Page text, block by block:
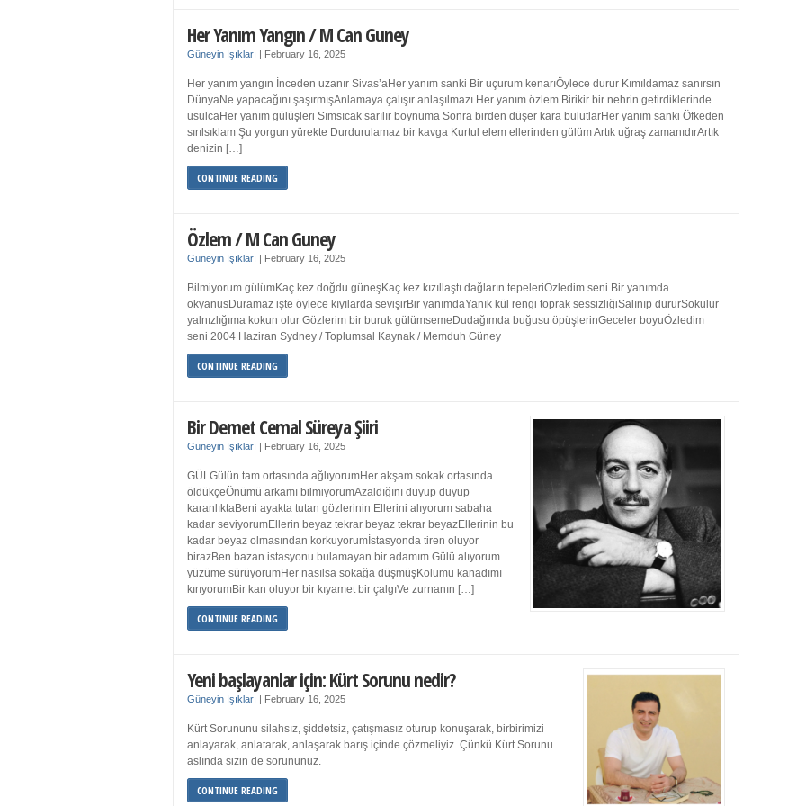
Her Yanım Yangın / M Can Guney
Güneyin Işıkları February 16, 2025
Her yanım yangın İnceden uzanır Sivas’aHer yanım sanki Bir uçurum kenarıÖylece durur Kımıldamaz sanırsın
DünyaNe yapacağını şaşırmışAnlamaya çalışır anlaşılmazı Her yanım özlem Birikir bir nehrin getirdiklerinde
usulcaHer yanım gülüşleri Sımsıcak sarılır boynuma Sonra birden düşer kara bulutlarHer yanım sanki Öfkeden
sırılsıklam Şu yorgun yürekte Durdurulamaz bir kavga Kurtul elem ellerinden gülüm Artık uğraş zamanıdırArtık
denizin […]
CONTINUE READING
Özlem / M Can Guney
Güneyin Işıkları February 16, 2025
Bilmiyorum gülümKaç kez doğdu güneşKaç kez kızıllaştı dağların tepeleriÖzledim seni Bir yanımda
okyanusDuramaz işte öylece kıyılarda sevişirBir yanımdaYanık kül rengi toprak sessizliğiSalınıp dururSokulur
yalnızlığıma kokun olur Gözlerim bir buruk gülümsemeDudağımda buğusu öpüşlerinGeceler boyuÖzledim
seni 2004 Haziran Sydney / Toplumsal Kaynak / Memduh Güney
CONTINUE READING
Bir Demet Cemal Süreya Şiiri
Güneyin Işıkları February 16, 2025
GÜLGülün tam ortasında ağlıyorumHer akşam sokak ortasında
öldükçeÖnümü arkamı bilmiyorumAzaldığını duyup duyup
karanlıktaBeni ayakta tutan gözlerinin Ellerini alıyorum sabaha
kadar seviyorumEllerin beyaz tekrar beyaz tekrar beyazEllerinin bu
kadar beyaz olmasından korkuyorumİstasyonda tiren oluyor
birazBen bazan istasyonu bulamayan bir adamım Gülü alıyorum
yüzüme sürüyorumHer nasılsa sokağa düşmüşKolumu kanadımı
kırıyorumBir kan oluyor bir kıyamet bir çalgıVe zurnanın […]
CONTINUE READING
Yeni başlayanlar için: Kürt Sorunu nedir?
Güneyin Işıkları February 16, 2025
Kürt Sorununu silahsız, şiddetsiz, çatışmasız oturup konuşarak, birbirimizi
anlayarak, anlatarak, anlaşarak barış içinde çözmeliyiz. Çünkü Kürt Sorunu
aslında sizin de sorununuz.
CONTINUE READING